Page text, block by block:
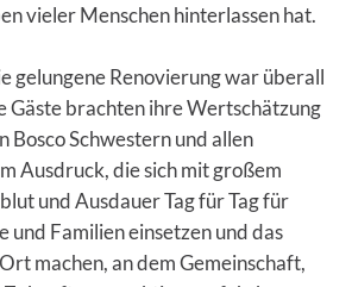
vieler Menschen hinterlassen hat.
gelungene Renovierung war überall
Gäste brachten ihre Wertschätzung
Bosco Schwestern und allen
Ausdruck, die sich mit großem
und Ausdauer Tag für Tag für
und Familien einsetzen und das
machen, an dem Gemeinschaft,